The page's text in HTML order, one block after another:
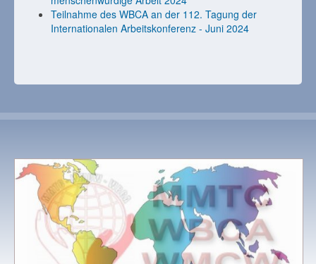
Teilnahme des WBCA an der 112. Tagung der
Internationalen Arbeitskonferenz - Juni 2024